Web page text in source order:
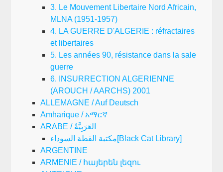
3. Le Mouvement Libertaire Nord Africain,
MLNA (1951-1957)
4. LA GUERRE D'ALGERIE : réfractaires
et libertaires
5. Les années 90, résistance dans la sale
guerre
6. INSURRECTION ALGERIENNE
(AROUCH / AARCHS) 2001
ALLEMAGNE / Auf Deutsch
Amharique / አማርኛ
ARABE / العَرَبِيَّةُ
مكتبة القطة السوداء[Black Cat Library]
ARGENTINE
ARMENIE / հայերեն լեզու